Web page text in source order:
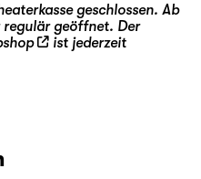
geschlossen. Ab
regulär geöffnet. Der
ist jederzeit